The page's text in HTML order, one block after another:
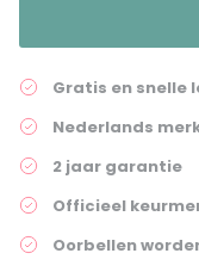
Gratis en snelle
Nederlands
2 jaar garantie
Officieel
Oorbellen